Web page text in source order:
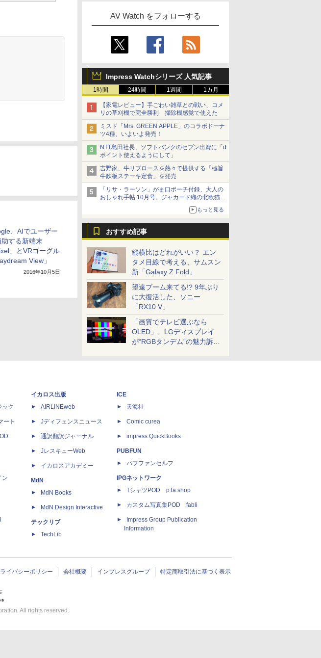
AV Watch をフォローする
Impress Watchシリーズ 人気記事
1時間 24時間 1週間 1カ月
【家電レビュー】手ごわい雑草との戦い、コメ
リの草刈機で完全勝利 掃除機感覚で使えた
ミスド「Mrs. GREEN APPLE」のコラボドーナ
ツ4種、いよいよ発売！
NTT島田社長、ソフトバンクのセブン出資に「d
ポイント使えるようにして」
吉野家、牛リブロースを熱々で提供する「極旨
牛鉄板ステーキ定食」を発売
「リサ・ラーソン」がま口ポーチ付録、大人の
おしゃれ手帖 10月号。ジャカード織の北欧猫デ
もっと見る
おすすめ記事
縦横比はどれがいい？ エン
タメ目線で考える、サムスン
新「Galaxy Z Fold」
望遠ブーム来てる!? 9年ぶり
に大復活した、ソニー
「RX10 V」
「画質でテレビ選ぶなら
OLED」、LGディスプレイ
が“RGBタンデム”の魅力訴
、AIでユーザー
助する新端末
」とVRゴーグル
View」
2016年10月5日
ック
ート
ン
イカロス出版
AIRLINEweb
Jディフェンスニュース
通訳翻訳ジャーナル
JレスキューWeb
イカロスアカデミー
MdN
MdN Books
MdN Design Interactive
テックリブ
TechLib
ICE
天海社
Comic curea
impress QuickBooks
PUBFUN
パブファンセルフ
IPGネットワーク
TシャツPOD pTa.shop
カスタム写真集POD fabli
Impress Group Publication
Information
イバシーポリシー 会社概要 インプレスグループ 特定商取引法に基づく表示
All rights reserved.